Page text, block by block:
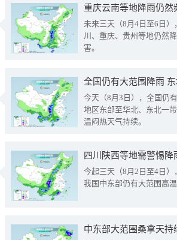
重庆云南等地降雨仍然
未来三天（8月4日至6日
川、重庆、贵州等地仍然
害。
全国仍有大范围降雨
今天（8月3日），全国仍
地区东部至华北、东北一
温闷热天气持续。
今起三天（8月2日至4日
我国中东部仍有大范围高
中东部大范围桑拿天